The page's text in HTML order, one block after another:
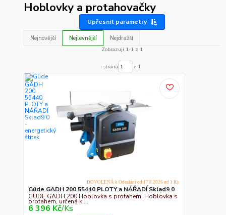
Hoblovky a protahovačky
Upřesnit parametry
Nejnovější Nejlevnější
Nejdražší
Zobrazuji 1-1 z 1
strana z 1
Güde GADH 200 55440 PLOTY a NÁŘADÍ Sklad9 0
GÜDE GADH 200 Hoblovka s protahem. Hoblovka s
protahem, určená k ...
6 396 Kč/Ks
DOVOLENÁ k Odeslání od 17.8.2026 od 1 Ks